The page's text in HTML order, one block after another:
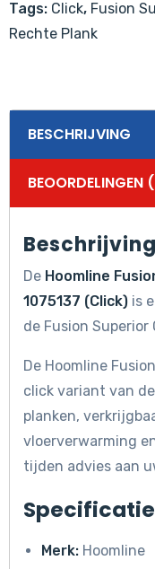
aantal
Tags: Click, Fusion
Rechte Plank
BESCHRIJVING
BEOORDELINGEN
Beschrijving
De Hoomline
1075137 (Click) is
de Fusion
De Hoomline
click variant van
planken,
vloerverwarming
tijden advies aan
Merk: Hoomline